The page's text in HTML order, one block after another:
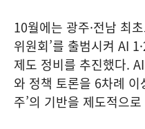
10월에는 광주·전남 최
위원회’를 출범시켜 AI
제도 정비를 추진했다.
와 정책 토론을 6차례 이
주’의 기반을 제도적으